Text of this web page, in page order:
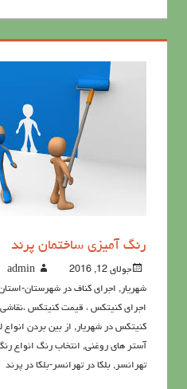
رنگ آميزي ساختمان پرند
جولای 12, 2016 admin
شهریار , اجرای کناف در شهرستان-
اجرای کنیتکس ، قیمت کنیتکس
کنیتکس در شهریار , از بین بردن
آستر های روغنی, انتخاب رنگ انواع
تهرانسر , بلکا در تهرانسر-بلکا در پرند